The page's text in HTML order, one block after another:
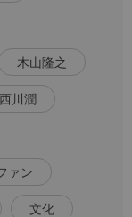
木山隆之
西川潤
ァン
文化